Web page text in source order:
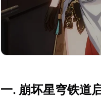
一. 崩坏星穹铁道